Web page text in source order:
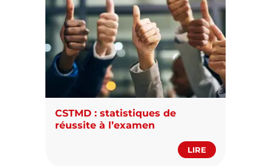
CSTMD : statistiques de
réussite à l’examen
LIRE